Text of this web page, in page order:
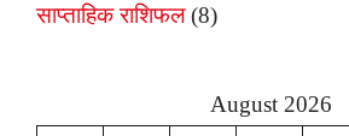
साप्ताहिक राशिफल(8)
August 2026